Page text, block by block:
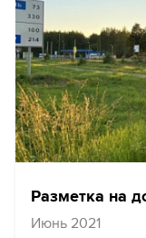
Разметка на
Июнь 2021